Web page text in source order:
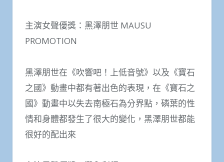
主演女聲優獎：黑澤朋世 MAUSU
PROMOTION
黑澤朋世在《吹響吧！上低音號》以及《寶石
之國》動畫中都有著出色的表現，在《寶石之
國》動畫中以失去南極石為分界點，磷葉的性
情和身體都發生了很大的變化，黑澤朋世都能
很好的配出來